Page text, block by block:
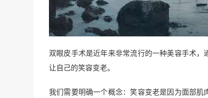
双眼皮手术是近年来非常流行的一种美容手术
让自己的笑容变老。
我们需要明确一个概念：笑容变老是因为面部